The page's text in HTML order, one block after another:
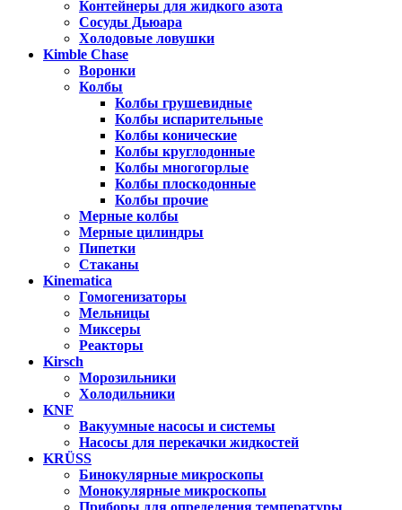
Контейнеры для жидкого азота
Сосуды Дьюара
Холодовые ловушки
Kimble Chase
Воронки
Колбы
Колбы грушевидные
Колбы испарительные
Колбы конические
Колбы круглодонные
Колбы многогорлые
Колбы плоскодонные
Колбы прочие
Мерные колбы
Мерные цилиндры
Пипетки
Стаканы
Kinematica
Гомогенизаторы
Мельницы
Миксеры
Реакторы
Kirsch
Морозильники
Холодильники
KNF
Вакуумные насосы и системы
Насосы для перекачки жидкостей
KRÜSS
Бинокулярные микроскопы
Монокулярные микроскопы
Приборы для определения температуры